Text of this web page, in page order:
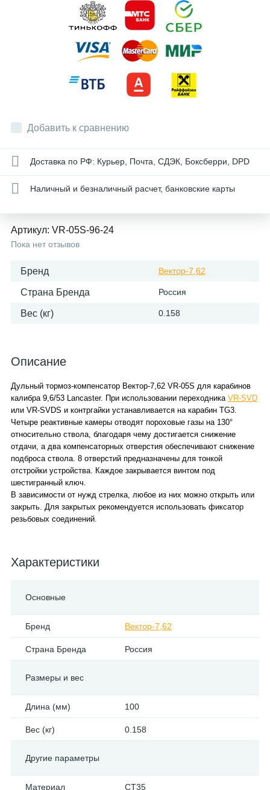
Добавить к сравнению
Доставка по РФ: Курьер, Почта, СДЭК, Боксберри, DPD
Наличный и безналичный расчет, банковские карты
Артикул: VR-05S-96-24
Пока нет отзывов
Бренд Вектор-7,62
Страна Бренда Россия
Вес (кг) 0.158
Описание
Дульный тормоз-компенсатор Вектор-7,62 VR-05S для карабинов
калибра 9,6/53 Lancaster. При использовании переходника VR-SVD
или VR-SVDS и контргайки устанавливается на карабин TG3.
Четыре реактивные камеры отводят пороховые газы на 130°
относительно ствола, благодаря чему достигается снижение
отдачи, а два компенсаторных отверстия обеспечивают снижение
подброса ствола. 8 отверстий предназначены для тонкой
отстройки устройства. Каждое закрывается винтом под
шестигранный ключ.
В зависимости от нужд стрелка, любое из них можно открыть или
закрыть. Для закрытых рекомендуется использовать фиксатор
резьбовых соединений.
Характеристики
Основные
Бренд Вектор-7,62
Страна Бренда Россия
Размеры и вес
Длина (мм) 100
Вес (кг) 0.158
Другие параметры
Материал СТ35